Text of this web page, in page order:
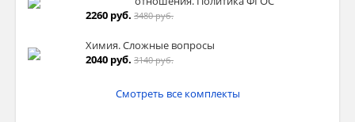
2260 руб. 3480 руб.
Химия. Сложные вопросы
2040 руб. 3140 руб.
Смотреть все комплекты